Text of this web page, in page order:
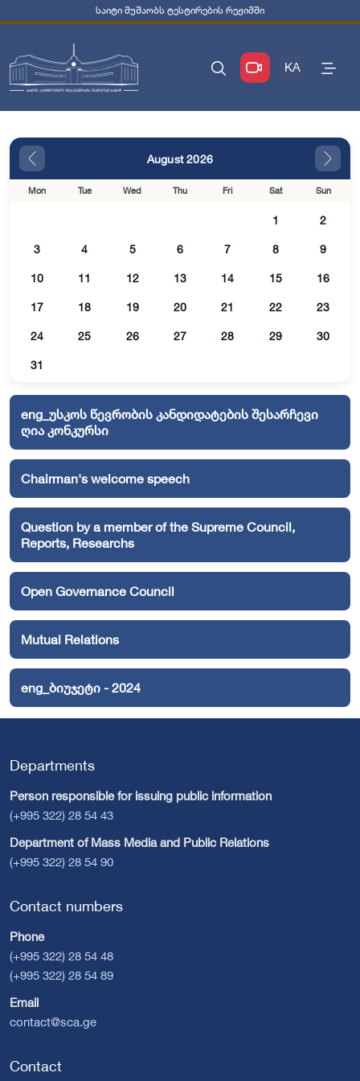
საიტი მუშაობს ტესტირების რეჟიმში
KA
August 2026
Mon Tue Wed Thu Fri Sat Sun
1 2
3 4 5 6 7 8 9
10 11 12 13 14 15 16
17 18 19 20 21 22 23
24 25 26 27 28 29 30
31
eng_უსკოს წევრობის კანდიდატების შესარჩევი
ღია კონკურსი
Chairman's welcome speech
Question by a member of the Supreme Council,
Reports, Researchs
Open Governance Council
Mutual Relations
eng_ბიუჯეტი - 2024
Departments
Person responsible for issuing public information
(+995 322) 28 54 43
Department of Mass Media and Public Relations
(+995 322) 28 54 90
Contact numbers
Phone
(+995 322) 28 54 48
(+995 322) 28 54 89
Email
contact@sca.ge
Contact